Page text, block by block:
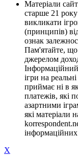
Матеріали
старше 21
викликати
(принципів)
ознак
Пам'ятайте, що
джерелом
ігри на
приймає ні в
платежів, які
азартними
які матеріали
інформаційних
X